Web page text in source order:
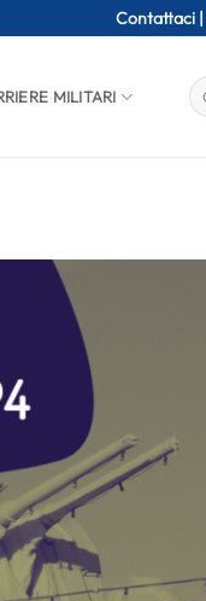
Contattaci |
MILITARI